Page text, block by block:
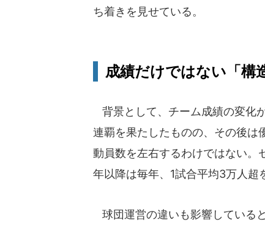
ち着きを見せている。
成績だけではない「構
背景として、チーム成績の変化
連覇を果たしたものの、その後は
動員数を左右するわけではない。
年以降は毎年、1試合平均3万人超
球団運営の違いも影響している